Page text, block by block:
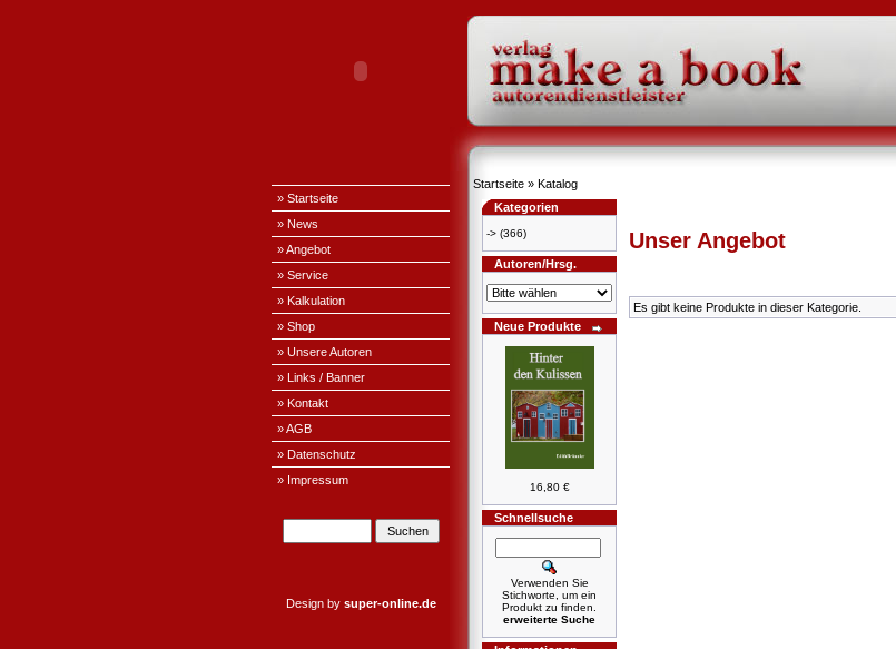
» Startseite
» News
» Angebot
» Service
» Kalkulation
» Shop
» Unsere Autoren
» Links / Banner
» Kontakt
» AGB
» Datenschutz
» Impressum
Design by super-online.de
Startseite » Katalog
Kategorien
-> (366)
Autoren/Hrsg.
Neue Produkte
16,80 €
Schnellsuche
Verwenden Sie
Stichworte, um ein
Produkt zu finden.
erweiterte Suche
Unser Angebot
Es gibt keine Produkte in dieser Kategorie.